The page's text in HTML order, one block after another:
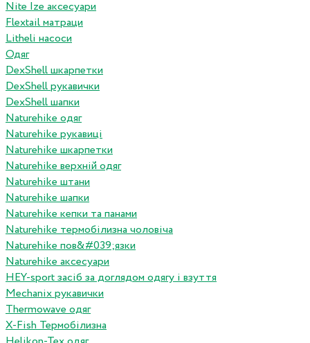
Nite Ize аксесуари
Flextail матраци
Litheli насоси
Одяг
DexShell шкарпетки
DexShell рукавички
DexShell шапки
Naturehike одяг
Naturehike рукавиці
Naturehike шкарпетки
Naturehike верхній одяг
Naturehike штани
Naturehike шапки
Naturehike кепки та панами
Naturehike термобілизна чоловіча
Naturehike пов&#039;язки
Naturehike аксесуари
HEY-sport засіб за доглядом одягу і взуття
Mechanix рукавички
Thermowave одяг
X-Fish Термобілизна